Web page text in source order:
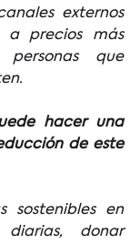
externos
a precios más
personas que
hacer una
de este
sostenibles en
diarias, donar